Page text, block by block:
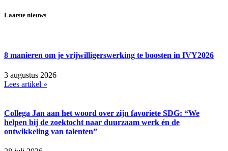
Laatste nieuws
8 manieren om je vrijwilligerswerking te boosten in IVY2026
3 augustus 2026
Lees artikel »
Collega Jan aan het woord over zijn favoriete SDG: “We
helpen bij de zoektocht naar duurzaam werk én de
ontwikkeling van talenten”